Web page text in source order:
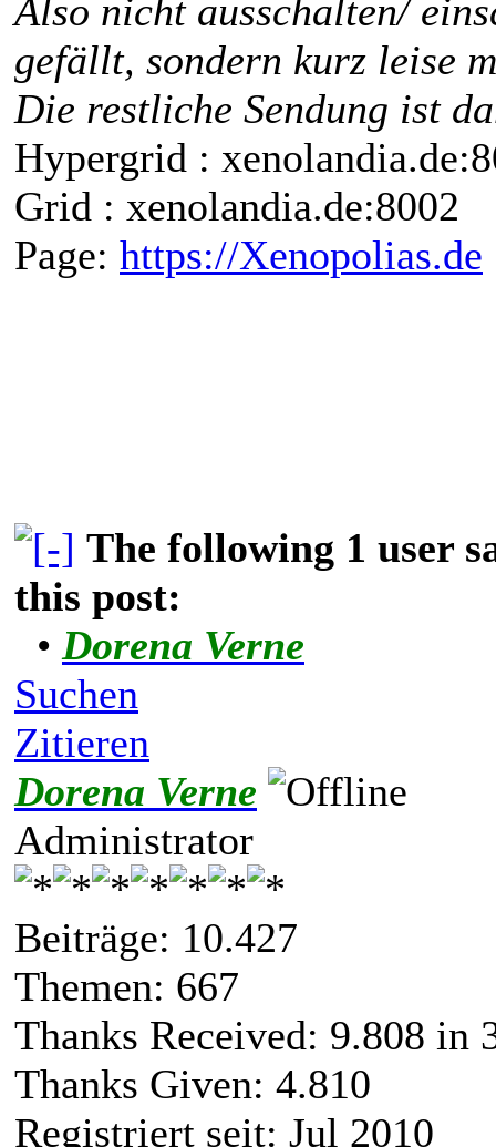
Also nicht ausschalten/
gefällt, sondern kurz leise
Die restliche Sendung ist
Hypergrid :
Grid : xenolandia.de:8002
Page: https://Xenopolias.de
The following 1 user
this post:
• Dorena Verne
Suchen
Zitieren
Dorena Verne
Administrator
Beiträge: 10.427
Themen: 667
Thanks Received: 9.808 in
Thanks Given: 4.810
Registriert seit: Jul 2010